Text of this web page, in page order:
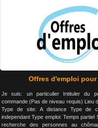
Offres d'emploi
Je suis: un particulier Intituler du
commande (Pas de niveau requis) Lieu
Type de site: A distance Type de
independant Type emploi: Temps partiel
recherche des personnes au